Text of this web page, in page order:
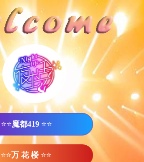
⭐⭐魔都419 ⭐⭐
⭐⭐万 花 楼 ⭐⭐